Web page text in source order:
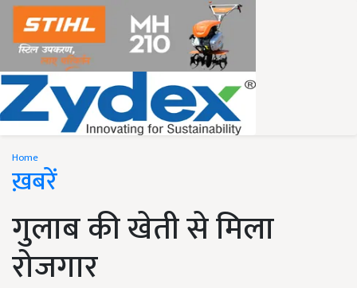
Home
ख़बरें
गुलाब की खेती से मिला
रोजगार